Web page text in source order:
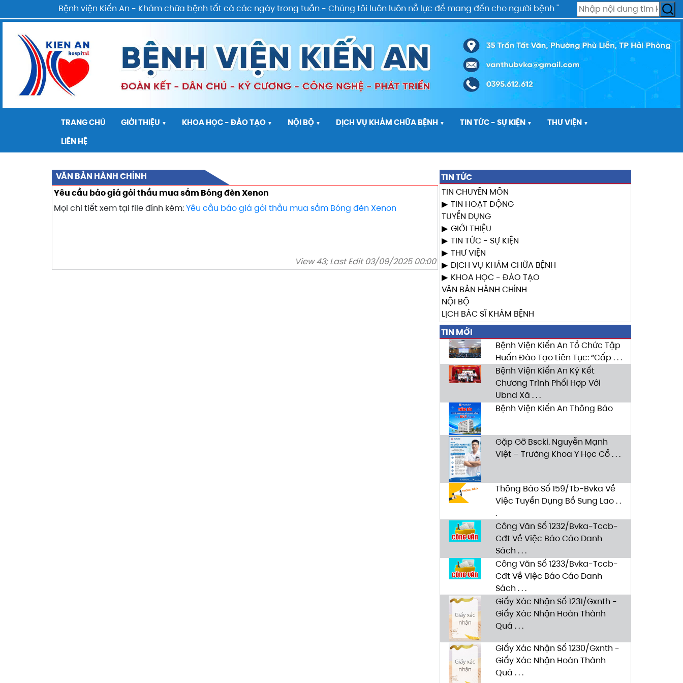
Bệnh viện Kiến An - Khám chữa bệnh tất cả các ngày trong tuần - Chúng tôi luôn luôn nỗ lực để mang đến cho người bệnh " Sự phục vụ hoàn hảo" nhất.
TRANG CHỦ GIỚI THIỆU ▼ KHOA HỌC - ĐÀO TẠO ▼ NỘI BỘ ▼ DỊCH VỤ KHÁM CHỮA BỆNH ▼ TIN TỨC - SỰ KIỆN ▼ THƯ VIỆN ▼
LIÊN HỆ
VĂN BẢN HÀNH CHÍNH
Yêu cầu báo giá gói thầu mua sắm Bóng đèn Xenon
Mọi chi tiết xem tại file đính kèm:Yêu cầu báo giá gói thầu mua sắm Bóng đèn Xenon
View 43; Last Edit 03/09/2025 00:00
TIN TỨC
TIN CHUYÊN MÔN
TIN HOẠT ĐỘNG
TUYỂN DỤNG
GIỚI THIỆU
TIN TỨC - SỰ KIỆN
THƯ VIỆN
DỊCH VỤ KHÁM CHỮA BỆNH
KHOA HỌC - ĐÀO TẠO
VĂN BẢN HÀNH CHÍNH
NỘI BỘ
LỊCH BÁC SĨ KHÁM BỆNH
TIN MỚI
Bệnh Viện Kiến An Tổ Chức Tập
Huấn Đào Tạo Liên Tục: “Cấp . . .
Bệnh Viện Kiến An Ký Kết
Chương Trình Phối Hợp Với
Ubnd Xã . . .
Bệnh Viện Kiến An Thông Báo
Gặp Gỡ Bscki. Nguyễn Mạnh
Việt – Trưởng Khoa Y Học Cổ . . .
Thông Báo Số 159/Tb-Bvka Về
Việc Tuyển Dụng Bổ Sung Lao . .
.
Công Văn Số 1232/Bvka-Tccb-
Cđt Về Việc Báo Cáo Danh
Sách . . .
Công Văn Số 1233/Bvka-Tccb-
Cđt Về Việc Báo Cáo Danh
Sách . . .
Giấy Xác Nhận Số 1231/Gxnth -
Giấy Xác Nhận Hoàn Thành
Quá . . .
Giấy Xác Nhận Số 1230/Gxnth -
Giấy Xác Nhận Hoàn Thành
Quá . . .